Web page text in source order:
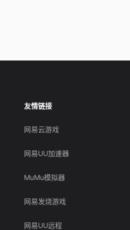
友情链接
网易云游戏
网易UU加速器
MuMu模拟器
网易发烧游戏
网易UU远程